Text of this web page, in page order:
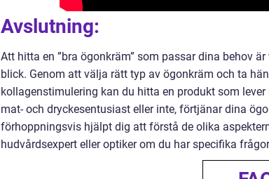
Avslutning:
Att hitta en ”bra ögonkräm” som passar dina behov
blick. Genom att välja rätt typ av ögonkräm och ta
kollagenstimulering kan du hitta en produkt som
mat- och dryckesentusiast eller inte, förtjänar dina
förhoppningsvis hjälpt dig att förstå de olika
hudvårdsexpert eller optiker om du har specifika